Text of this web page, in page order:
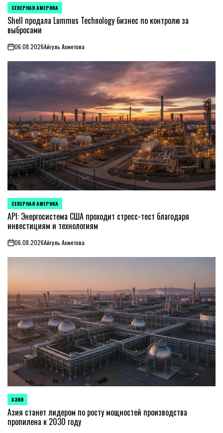
ОПУБЛИКОВАНО
В
СЕВЕРНАЯ АМЕРИКА
Shell продала Lummus Technology бизнес по контролю за
выбросами
on06.08.2026Айгуль Ахметова
ОПУБЛИКОВАНО
В
СЕВЕРНАЯ АМЕРИКА
API: Энергосистема США проходит стресс-тест благодаря
инвестициям и технологиям
on06.08.2026Айгуль Ахметова
ОПУБЛИКОВАНО
В
АЗИЯ
Азия станет лидером по росту мощностей производства
пропилена к 2030 году